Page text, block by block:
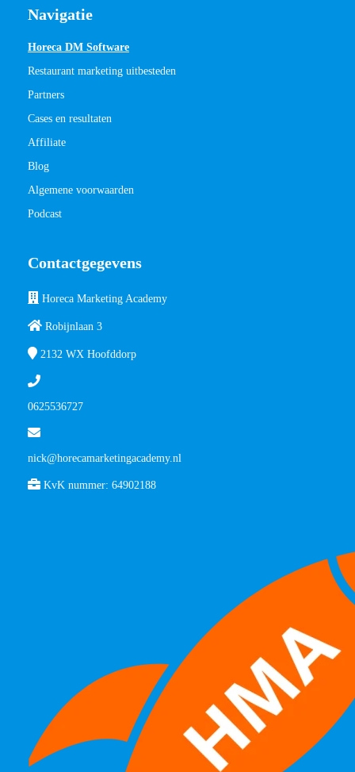
Navigatie
Horeca DM Software
Restaurant marketing uitbesteden
Partners
Cases en resultaten
Affiliate
Blog
Algemene voorwaarden
Podcast
Contactgegevens
Horeca Marketing Academy
Robijnlaan 3
2132 WX Hoofddorp
0625536727
nick@horecamarketingacademy.nl
KvK nummer: 64902188